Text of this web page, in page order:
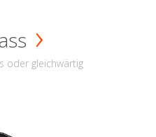
oder gleichwärtig